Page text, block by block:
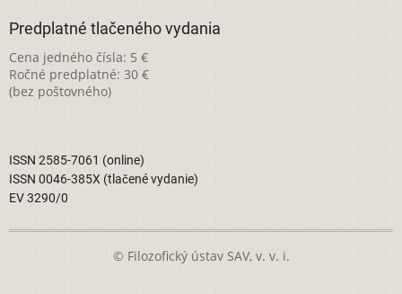
Predplatné tlačeného vydania
Cena jedného čísla: 5 €
Ročné predplatné: 30 €
(bez poštovného)
ISSN 2585-7061 (online)
ISSN 0046-385X (tlačené vydanie)
EV 3290/0
© Filozofický ústav SAV, v. v. i.